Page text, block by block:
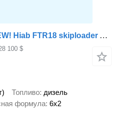
IVECO X-Way 530 6X2 NEW! Hiab FTR18 skiploader Automatic Euro 6
100 $
Топливо дизель
формула 6x2